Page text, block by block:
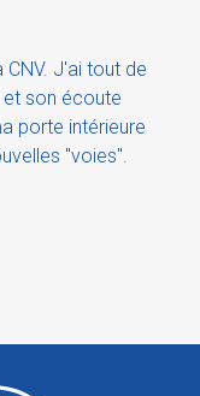
J'ai tout de
et son écoute
porte intérieure
"voies".